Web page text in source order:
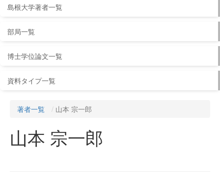
島根大学著者一覧
部局一覧
博士学位論文一覧
資料タイプ一覧
著者一覧 山本 宗一郎
山本 宗一郎